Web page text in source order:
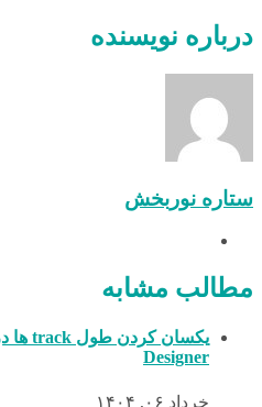
درباره نویسنده
ستاره نوربخش
مطالب مشابه
Designer
خرداد ۰۶, ۱۴۰۴